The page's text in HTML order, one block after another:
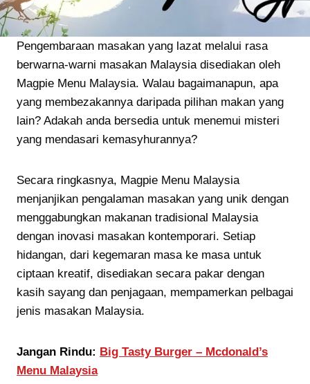
Pengembaraan masakan yang lazat melalui rasa
berwarna-warni masakan Malaysia disediakan oleh
Magpie Menu Malaysia. Walau bagaimanapun, apa
yang membezakannya daripada pilihan makan yang
lain? Adakah anda bersedia untuk menemui misteri
yang mendasari kemasyhurannya?
Secara ringkasnya, Magpie Menu Malaysia
menjanjikan pengalaman masakan yang unik dengan
menggabungkan makanan tradisional Malaysia
dengan inovasi masakan kontemporari. Setiap
hidangan, dari kegemaran masa ke masa untuk
ciptaan kreatif, disediakan secara pakar dengan
kasih sayang dan penjagaan, mempamerkan pelbagai
jenis masakan Malaysia.
Jangan Rindu: Big Tasty Burger – Mcdonald’s
Menu Malaysia